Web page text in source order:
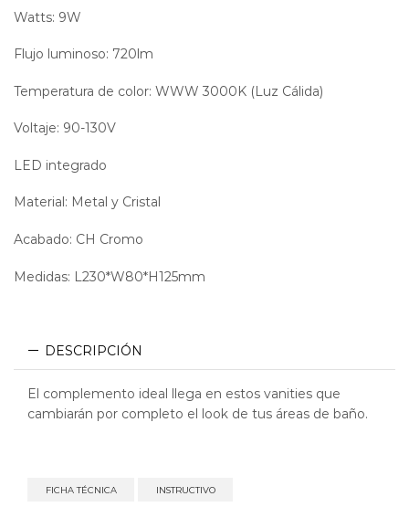
Watts: 9W
Flujo luminoso: 720lm
Temperatura de color: WWW 3000K (Luz Cálida)
Voltaje: 90-130V
LED integrado
Material: Metal y Cristal
Acabado: CH Cromo
Medidas: L230*W80*H125mm
DESCRIPCIÓN
El complemento ideal llega en estos vanities que
cambiarán por completo el look de tus áreas de baño.
FICHA TÉCNICA INSTRUCTIVO